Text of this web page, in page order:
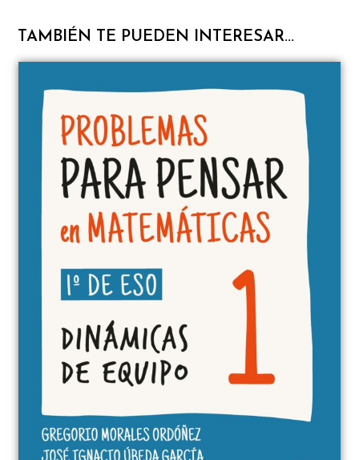
TAMBIÉN TE PUEDEN INTERESAR...